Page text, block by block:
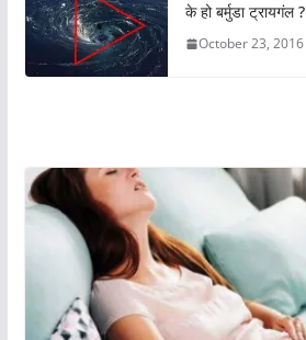
के हो बर्मुडा ट्रायगंल ?
October 23, 2016